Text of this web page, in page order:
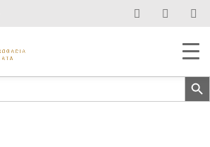
Botón de